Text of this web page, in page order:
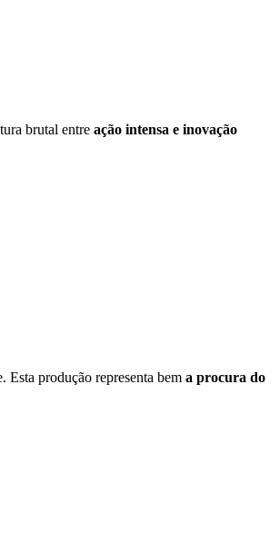
brutal entre ação intensa e inovação
Esta produção representa bem a procura do